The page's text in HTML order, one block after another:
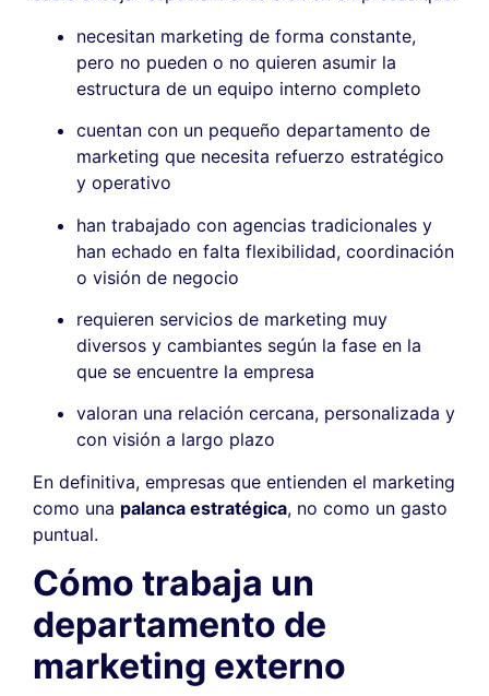
necesitan marketing de forma constante,
pero no pueden o no quieren asumir la
estructura de un equipo interno completo
cuentan con un pequeño departamento de
marketing que necesita refuerzo estratégico
y operativo
han trabajado con agencias tradicionales y
han echado en falta flexibilidad, coordinación
o visión de negocio
requieren servicios de marketing muy
diversos y cambiantes según la fase en la
que se encuentre la empresa
valoran una relación cercana, personalizada y
con visión a largo plazo
En definitiva, empresas que entienden el marketing
como una palanca estratégica, no como un gasto
puntual.
Cómo trabaja un
departamento de
marketing externo